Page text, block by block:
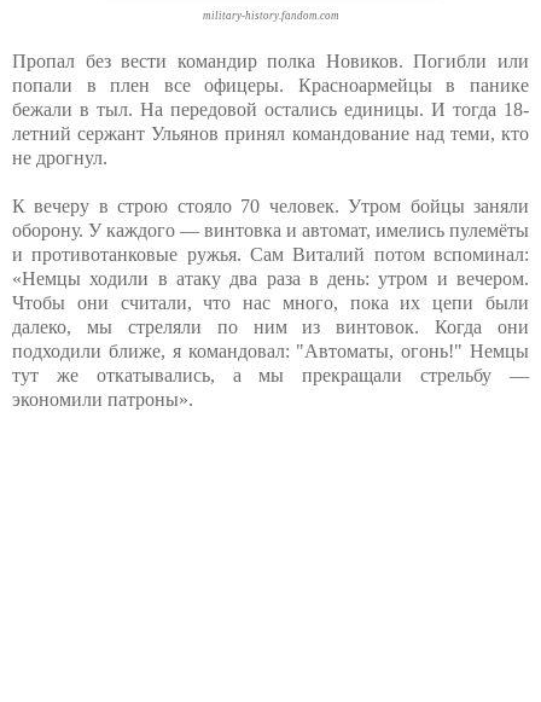
military-history.fandom.com
Пропал без вести командир полка Новиков. Погибли или
попали в плен все офицеры. Красноармейцы в панике
бежали в тыл. На передовой остались единицы. И тогда 18-
летний сержант Ульянов принял командование над теми, кто
не дрогнул.
К вечеру в строю стояло 70 человек. Утром бойцы заняли
оборону. У каждого — винтовка и автомат, имелись пулемёты
и противотанковые ружья. Сам Виталий потом вспоминал:
«Немцы ходили в атаку два раза в день: утром и вечером.
Чтобы они считали, что нас много, пока их цепи были
далеко, мы стреляли по ним из винтовок. Когда они
подходили ближе, я командовал: "Автоматы, огонь!" Немцы
тут же откатывались, а мы прекращали стрельбу —
экономили патроны».